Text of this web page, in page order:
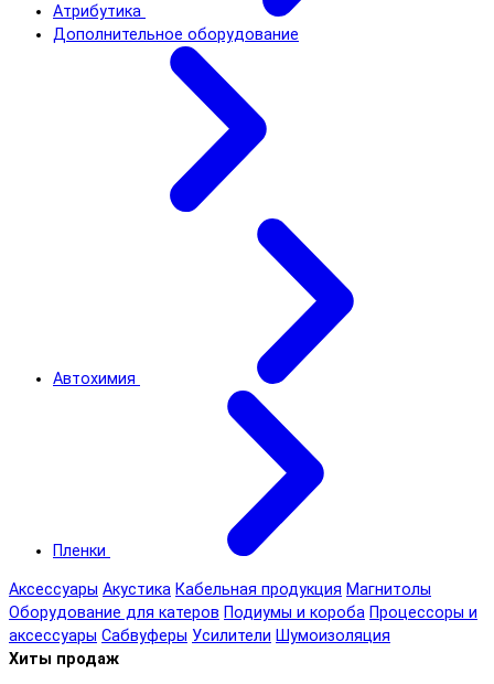
Атрибутика
Дополнительное оборудование
Автохимия
Пленки
Аксессуары Акустика Кабельная продукция Магнитолы
Оборудование для катеров Подиумы и короба Процессоры и
аксессуары Сабвуферы Усилители Шумоизоляция
Хиты продаж